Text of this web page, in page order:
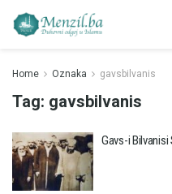
Home Oznaka gavsbilvanis
Tag: gavsbilvanis
Gavs-i Bilvanisi